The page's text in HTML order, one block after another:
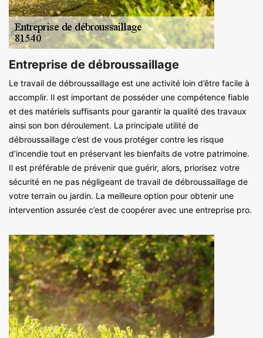
Entreprise de débroussaillage
Le travail de débroussaillage est une activité loin d’être facile à
accomplir. Il est important de posséder une compétence fiable
et des matériels suffisants pour garantir la qualité des travaux
ainsi son bon déroulement. La principale utilité de
débroussaillage c’est de vous protéger contre les risque
d’incendie tout en préservant les bienfaits de votre patrimoine.
Il est préférable de prévenir que guérir, alors, priorisez votre
sécurité en ne pas négligeant de travail de débroussaillage de
votre terrain ou jardin. La meilleure option pour obtenir une
intervention assurée c’est de coopérer avec une entreprise pro.